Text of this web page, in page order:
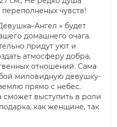
чувств!
» будет
домашнего очага.
придут уют и
атмосферу добра,
отношений. Сама
миловидную девушку-
прямо с небес.
сможет выступить в роли
как женщине, так